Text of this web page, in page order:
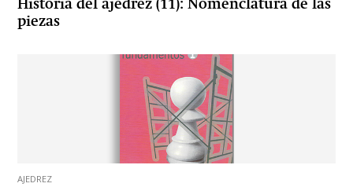
Historia del ajedrez (11): Nomenclatura de las
piezas
AJEDREZ